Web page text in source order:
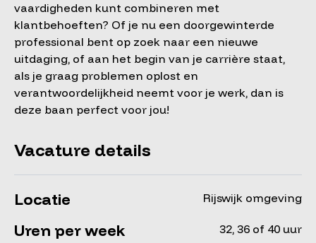
vaardigheden kunt combineren met
klantbehoeften? Of je nu een doorgewinterde
professional bent op zoek naar een nieuwe
uitdaging, of aan het begin van je carrière staat,
als je graag problemen oplost en
verantwoordelijkheid neemt voor je werk, dan is
deze baan perfect voor jou!
Vacature details
Locatie Rijswijk omgeving
Uren per week 32, 36 of 40 uur